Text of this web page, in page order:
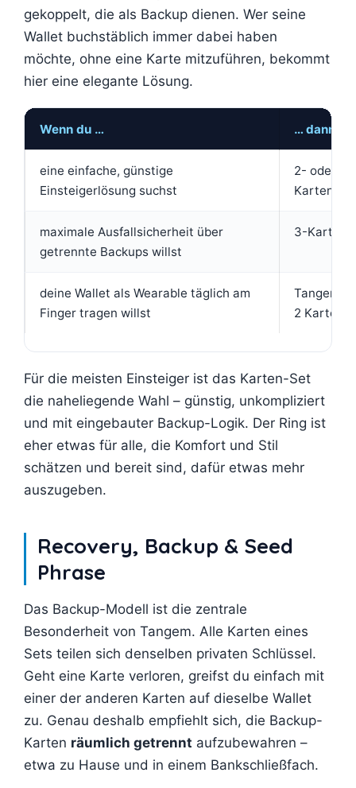
gekoppelt, die als Backup dienen. Wer seine
Wallet buchstäblich immer dabei haben
möchte, ohne eine Karte mitzuführen, bekommt
hier eine elegante Lösung.
Wenn du … … dann
eine einfache, günstige
Einsteigerlösung suchst
2- oder 3-
Karten-
maximale Ausfallsicherheit über
getrennte Backups willst
3-Karten-
deine Wallet als Wearable täglich am
Finger tragen willst
Tangem
2 Karten)
Für die meisten Einsteiger ist das Karten-Set
die naheliegende Wahl – günstig, unkompliziert
und mit eingebauter Backup-Logik. Der Ring ist
eher etwas für alle, die Komfort und Stil
schätzen und bereit sind, dafür etwas mehr
auszugeben.
Recovery, Backup & Seed
Phrase
Das Backup-Modell ist die zentrale
Besonderheit von Tangem. Alle Karten eines
Sets teilen sich denselben privaten Schlüssel.
Geht eine Karte verloren, greifst du einfach mit
einer der anderen Karten auf dieselbe Wallet
zu. Genau deshalb empfiehlt sich, die Backup-
Karten räumlich getrennt aufzubewahren –
etwa zu Hause und in einem Bankschließfach.